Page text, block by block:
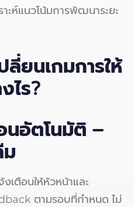
ะห์แนวโน้มการพัฒนาระยะ
ลี่ยนเกมการให้
ไร?
นอัตโนมัติ –
ม
เตือนให้หัวหน้าและ
ตามรอบที่กำหนด ไม่